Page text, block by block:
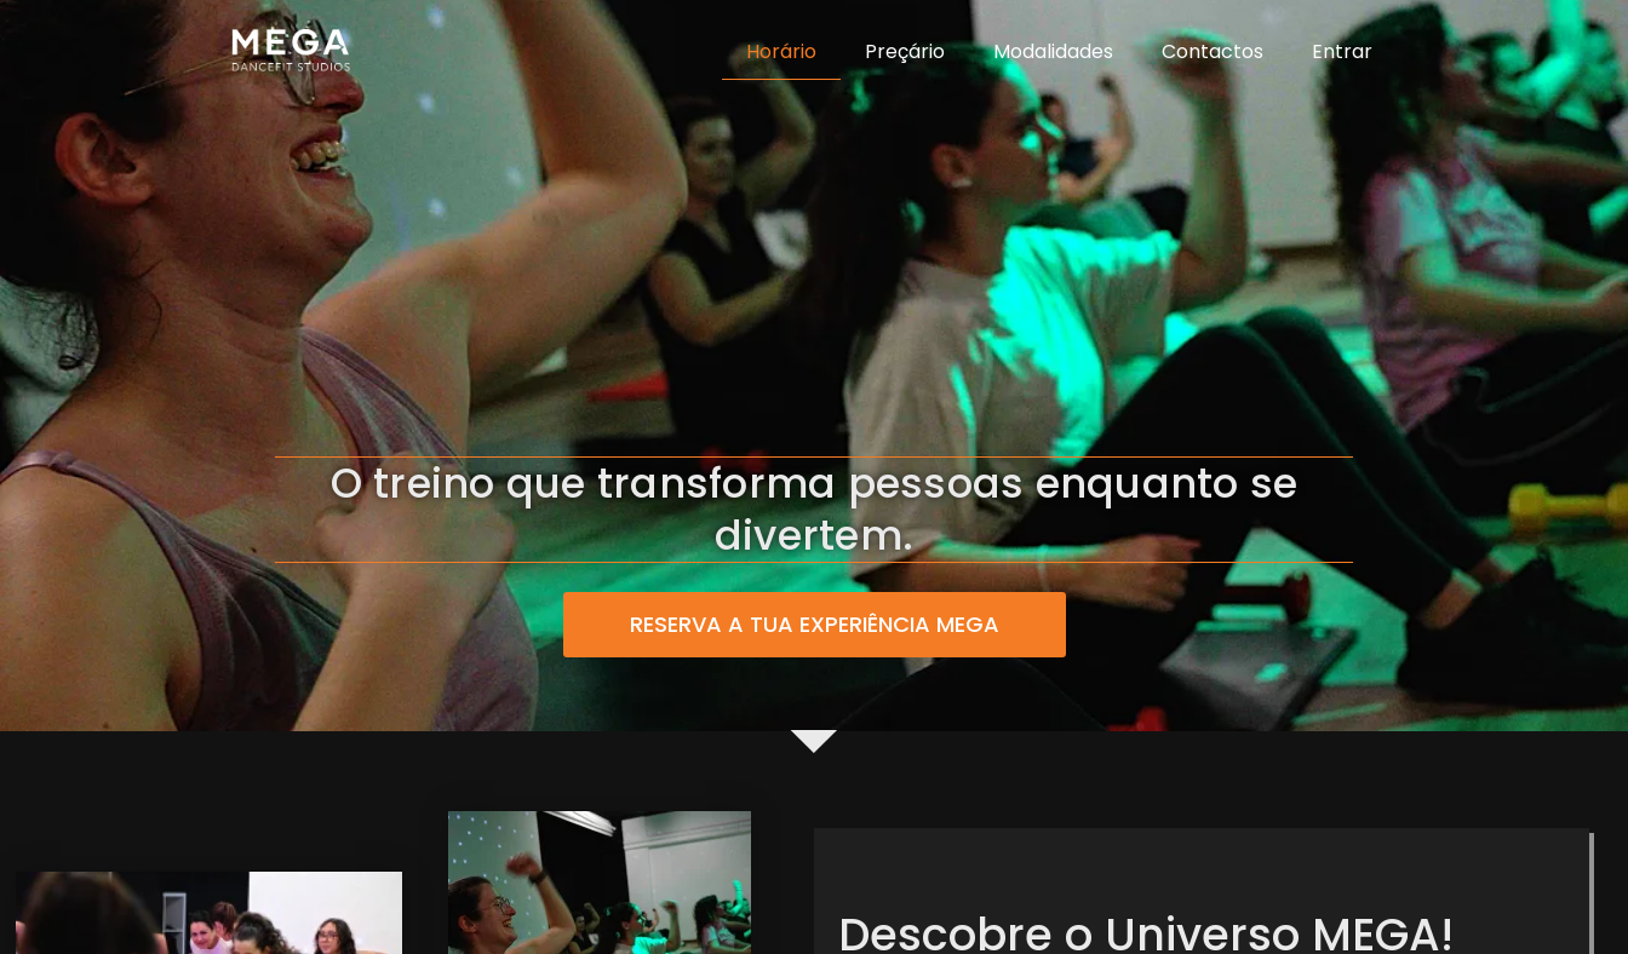
Horário Preçário Modalidades Contactos Entrar
O treino que transforma pessoas enquanto se
divertem.
RESERVA A TUA EXPERIÊNCIA MEGA
Descobre o Universo MEGA!